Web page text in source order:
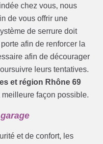
chez vous, nous
de vous offrir une
de serrure doit
afin de renforcer la
afin de décourager
leurs tentatives.
et région Rhône 69
façon possible.
et de confort, les